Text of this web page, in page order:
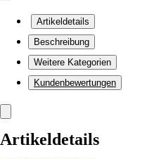
Artikeldetails
Beschreibung
Weitere Kategorien
Kundenbewertungen
Artikeldetails